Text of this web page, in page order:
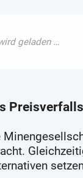
Preisverfalls